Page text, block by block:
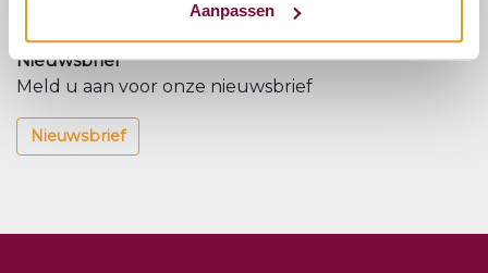
Aanpassen
Nieuwsbrief
Meld u aan voor onze nieuwsbrief
Nieuwsbrief